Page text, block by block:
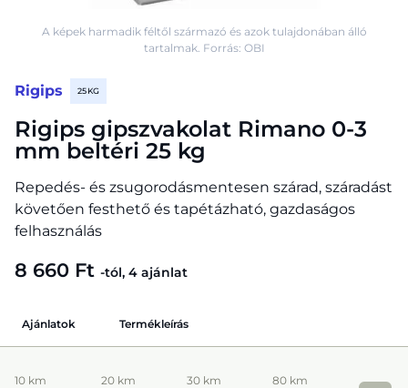
Rigips 25 KG
Rigips gipszvakolat Rimano 0-3
mm beltéri 25 kg
Repedés- és zsugorodásmentesen szárad, száradást
követően festhető és tapétázható, gazdaságos
felhasználás
8 660 Ft -tól, 4 ajánlat
A képek harmadik féltől származó és azok tulajdonában álló
tartalmak. Forrás: OBI
Ajánlatok Termékleírás
10 km 20 km 30 km 80 km